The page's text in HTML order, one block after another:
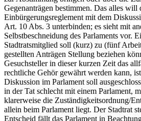
Gegenanträgen bestimmen. Das alles will
Einbürgerungsreglement mit dem
Art. 10 Abs. 3 unterbinden; es sieht mit
Selbstbeschneidung des Parlaments vor.
Stadtratsmitglied soll (kurz) zu (fünf
gestellten Anträgen Stellung beziehen
Gesuchsteller in dieser kurzen Zeit das
rechtliche Gehör gewährt werden kann,
Diskussion im Parlament soll
in der Tat schlecht mit einem Parlament,
klarerweise die Zuständigkeitsordnung/
allein beim Parlament liegt. Der Stadtrat
Entscheid fällt das Parlament in